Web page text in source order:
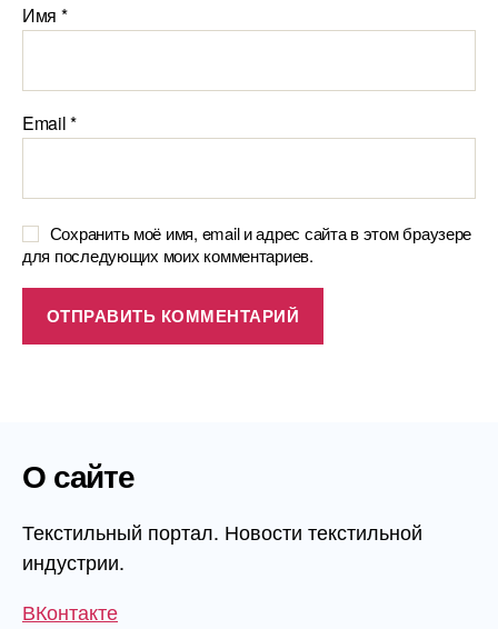
Имя *
Email*
Сохранить моё имя, email и адрес сайта в этом браузере
для последующих моих комментариев.
О сайте
Текстильный портал. Новости текстильной
индустрии.
ВКонтакте